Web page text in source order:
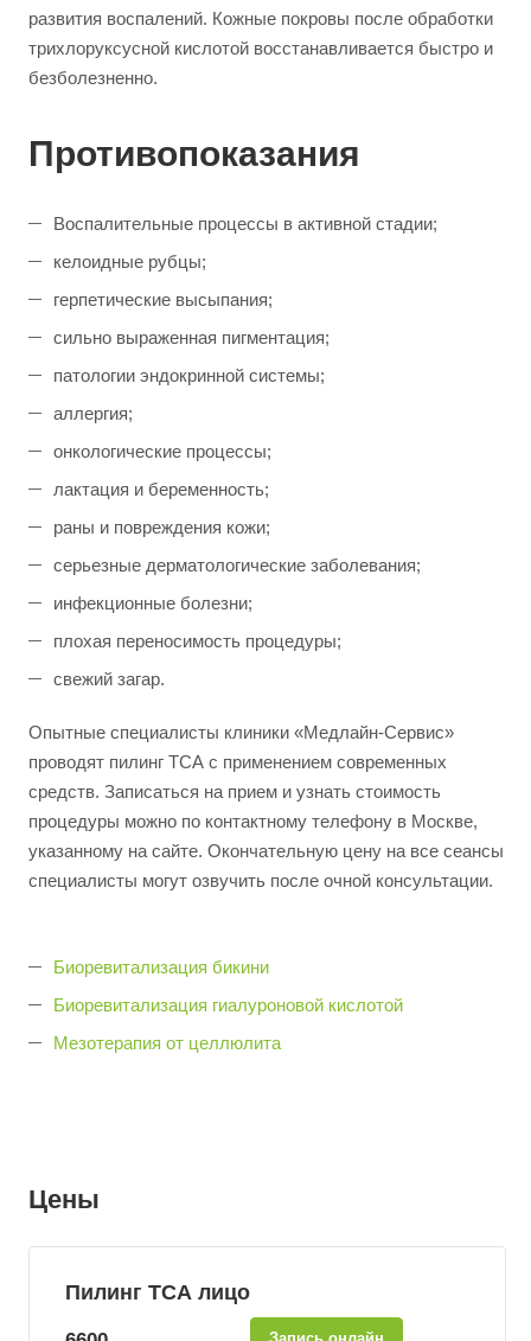
развития воспалений. Кожные покровы после обработки
трихлоруксусной кислотой восстанавливается быстро и
безболезненно.
Противопоказания
Воспалительные процессы в активной стадии;
келоидные рубцы;
герпетические высыпания;
сильно выраженная пигментация;
патологии эндокринной системы;
аллергия;
онкологические процессы;
лактация и беременность;
раны и повреждения кожи;
серьезные дерматологические заболевания;
инфекционные болезни;
плохая переносимость процедуры;
свежий загар.
Опытные специалисты клиники «Медлайн-Сервис»
проводят пилинг ТСА с применением современных
средств. Записаться на прием и узнать стоимость
процедуры можно по контактному телефону в Москве,
указанному на сайте. Окончательную цену на все сеансы
специалисты могут озвучить после очной консультации.
Биоревитализация бикини
Биоревитализация гиалуроновой кислотой
Мезотерапия от целлюлита
Цены
Пилинг ТСА лицо